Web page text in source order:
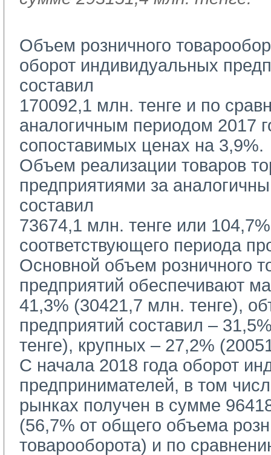
Объем розничного
оборот индивидуальных
составил
170092,1 млн. тенге и по
аналогичным периодом 2017
сопоставимых ценах на 3,9%.
Объем реализации товаров
предприятиями за
составил
73674,1 млн. тенге или
соответствующего периода
Основной объем розничного
предприятий обеспечивают
41,3% (30421,7 млн. тенге),
предприятий составил –
тенге), крупных – 27,2%
С начала 2018 года оборот
предпринимателей, в том
рынках получен в сумме
(56,7% от общего объема
товарооборота) и по